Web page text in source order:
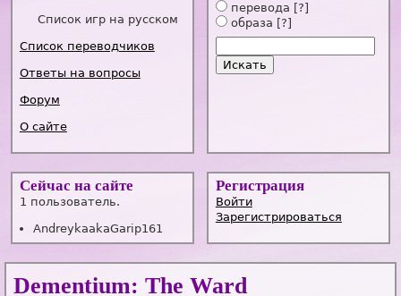
Список игр на русском
Список переводчиков
Ответы на вопросы
Форум
О сайте
перевода [?]
образа [?]
Сейчас на сайте
1 пользователь.
AndreykaakaGarip161
Регистрация
Войти
Зарегистрироваться
Dementium: The Ward